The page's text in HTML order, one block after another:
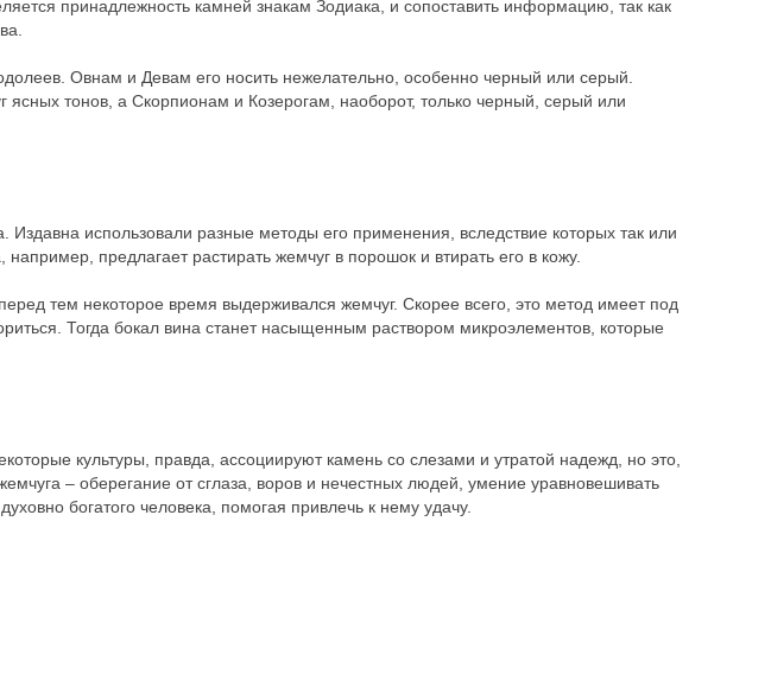
принадлежность камней знакам Зодиака, и сопоставить информацию, так как
Овнам и Девам его носить нежелательно, особенно черный или серый.
ясных тонов, а Скорпионам и Козерогам, наоборот, только черный, серый или
использовали разные методы его применения, вследствие которых так или
предлагает растирать жемчуг в порошок и втирать его в кожу.
тем некоторое время выдерживался жемчуг. Скорее всего, это метод имеет под
Тогда бокал вина станет насыщенным раствором микроэлементов, которые
культуры, правда, ассоциируют камень со слезами и утратой надежд, но это,
– оберегание от сглаза, воров и нечестных людей, умение уравновешивать
богатого человека, помогая привлечь к нему удачу.